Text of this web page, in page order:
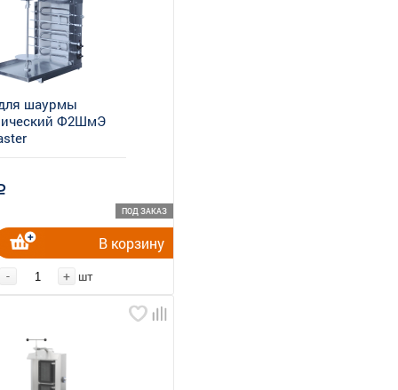
шаурмы
Ф2ШмЭ
ПОД ЗАКАЗ
В корзину
- + шт